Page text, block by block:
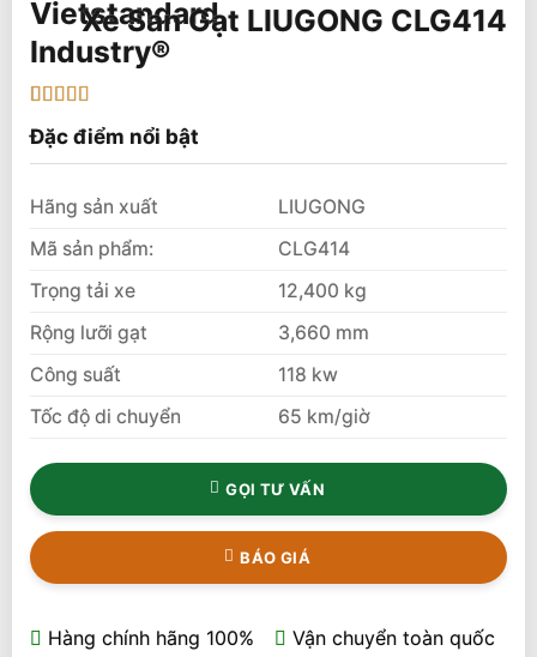
Xe San Gạt LIUGONG CLG414
trên 5 dựa
trênđánh
giá
Đặc điểm nổi bật
Hãng sản xuất
LIUGONG
Mã sản phẩm:
CLG414
Trọng tải xe
12,400 kg
Rộng lưỡi gạt
3,660 mm
Công suất
118 kw
Tốc độ di chuyển
65 km/giờ
GỌI TƯ VẤN
BÁO GIÁ
Hàng chính hãng 100%
Vận chuyển toàn quốc